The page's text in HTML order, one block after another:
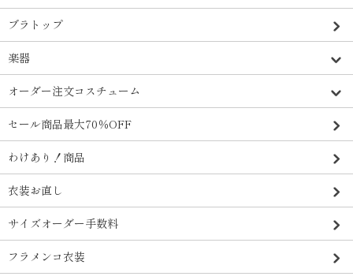
ブラトップ
楽器
オーダー注文コスチューム
セール商品最大70％OFF
わけあり！商品
衣装お直し
サイズオーダー手数料
フラメンコ衣装